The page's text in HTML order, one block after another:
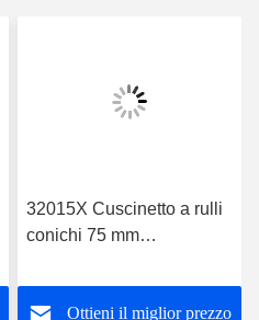
32015X Cuscinetto a rulli
conichi 75 mm
Sigilli aperti Tipo per
prestazioni ottimali
Ottieni il miglior prezzo